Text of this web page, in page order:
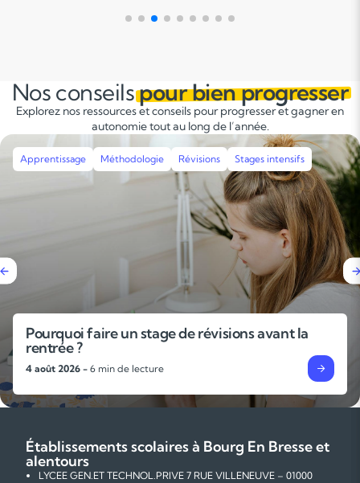
Nos conseilspour bien progresser
Explorez nos ressources et conseils pour progresser et gagner en
autonomie tout au long de l’année.
intensifs
avant la
Apprentissage Méthodologie
L’importance des gammes et
techniques pour progresser en
31 juillet 2026 -
Établissements scolaires à Bourg En Bresse et
alentours
LYCEE GEN.ET TECHNOL.PRIVE 7 RUE VILLENEUVE – 01000